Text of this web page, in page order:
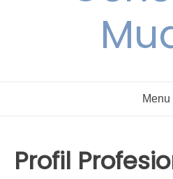
Menu
Profil